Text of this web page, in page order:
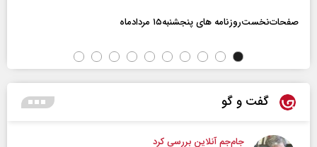
صفحات‌نخست‌روزنامه ها‌ی پنجشنبه‌۱۵ مردادماه
گفت و گو
جام‌جم آنلاین بررسی کرد